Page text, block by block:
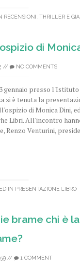
RECENSIONI , THRILLER E
di
// NO COMMENTS
gennaio presso l'Istituto
si è tenuta la
di Monica Dini,
Libri. All'incontro
Renzo Venturini,
IN PRESENTAZIONE LIBRO
brame chi è
// 1 COMMENT